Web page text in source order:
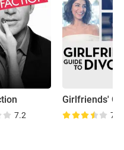
7.2 7.0